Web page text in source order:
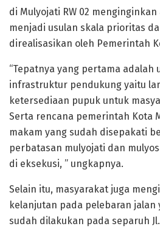
di Mulyojati RW 02
menjadi usulan skala prioritas
direalisasikan oleh Pemerintah
“Tepatnya yang pertama adalah
infrastruktur pendukung yaitu
ketersediaan pupuk untuk
Serta rencana pemerintah Kota
makam yang sudah disepakati
perbatasan mulyojati dan
di eksekusi, ” ungkapnya.
Selain itu, masyarakat juga
kelanjutan pada pelebaran jalan
sudah dilakukan pada separuh